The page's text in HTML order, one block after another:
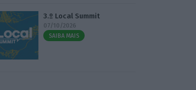
3.º Local Summit
07/10/2026
SAIBA MAIS